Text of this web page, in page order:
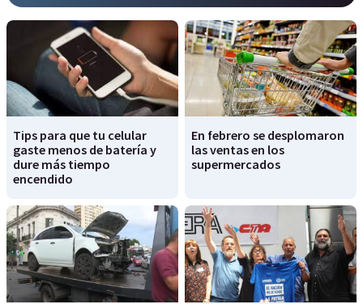
Tips para que tu celular
gaste menos de batería y
dure más tiempo
encendido
En febrero se desplomaron
las ventas en los
supermercados